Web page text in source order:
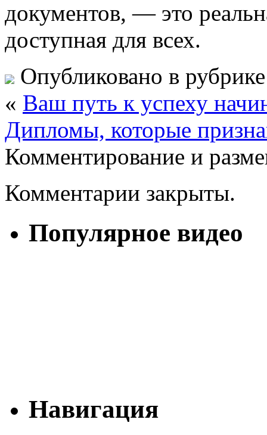
документов, — это
доступная для всех.
Опубликовано в
« Ваш путь к успеху
Дипломы, которые
Комментирование и
Комментарии закрыты.
Популярное видео
Навигация